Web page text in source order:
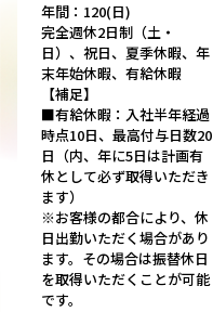
年間：120(日)
完全週休2日制（土・
日）、祝日、夏季休暇、年
末年始休暇、有給休暇
【補足】
■有給休暇：入社半年経過
時点10日、最高付与日数20
日（内、年に5日は計画有
休として必ず取得いただき
ます）
※お客様の都合により、休
日出勤いただく場合があり
ます。その場合は振替休日
を取得いただくことが可能
です。